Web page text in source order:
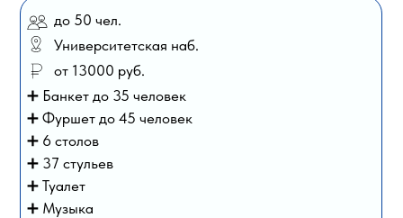
➕ Банкет до 35 человек
➕ Фуршет до 45 человек
➕ 6 столов
➕ 37 стульев
➕ Туалет
➕ Музыка
до 50 чел.
от 13000 руб.
Университетская наб.